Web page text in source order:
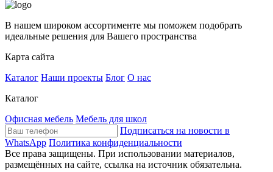
В нашем широком ассортименте мы поможем подобрать
идеальные решения для Вашего пространства
Карта сайта
Каталог Наши проекты Блог О нас
Каталог
Офисная мебель Мебель для школ
Подписаться на новости в
WhatsApp Политика конфиденциальности
Все права защищены. При использовании материалов,
размещённых на сайте, ссылка на источник обязательна.